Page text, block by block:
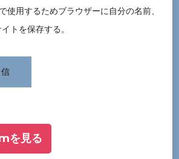
使用するためブラウザーに自分の名前、
トを保存する。
を見る